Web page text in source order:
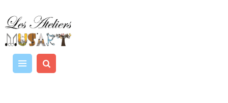
MUSIQUE
ART ET CRÉATIVITÉ